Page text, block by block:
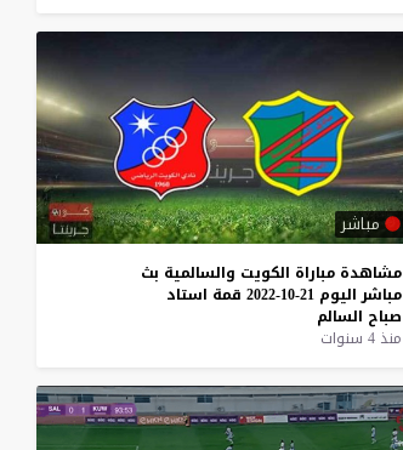
مباشر
مشاهدة مباراة الكويت والسالمية بث
مباشر اليوم 21-10-2022 قمة استاد
صباح السالم
منذ 4 سنوات